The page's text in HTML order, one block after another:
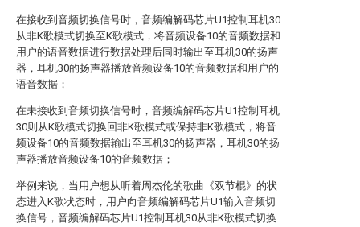
在接收到音频切换信号时，音频编解码芯片U1控制耳机30
从非K歌模式切换至K歌模式，将音频设备10的音频数据和
用户的语音数据进行数据处理后同时输出至耳机30的扬声
器，耳机30的扬声器播放音频设备10的音频数据和用户的
语音数据；
在未接收到音频切换信号时，音频编解码芯片U1控制耳机
30则从K歌模式切换回非K歌模式或保持非K歌模式，将音
频设备10的音频数据输出至耳机30的扬声器，耳机30的扬
声器播放音频设备10的音频数据；
举例来说，当用户想从听着周杰伦的歌曲《双节棍》的状
态进入K歌状态时，用户向音频编解码芯片U1输入音频切
换信号，音频编解码芯片U1控制耳机30从非K歌模式切换